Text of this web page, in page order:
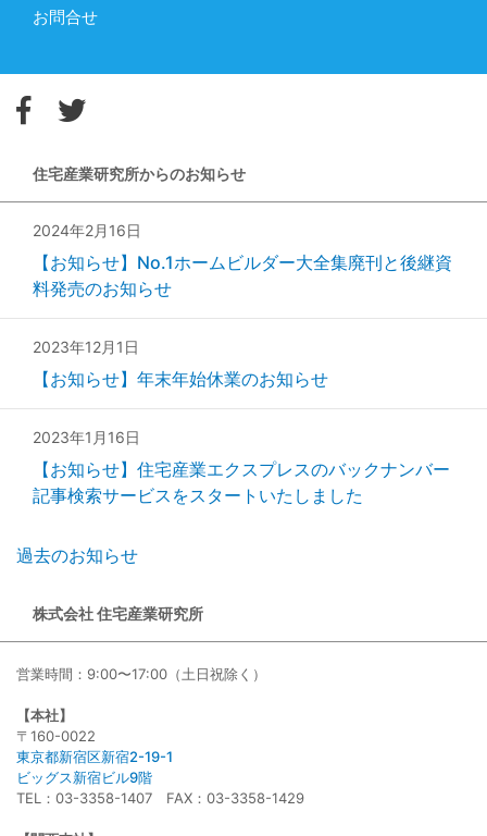
お問合せ
住宅産業研究所からのお知らせ
2024年2月16日
【お知らせ】No.1ホームビルダー大全集廃刊と後継資
料発売のお知らせ
2023年12月1日
【お知らせ】年末年始休業のお知らせ
2023年1月16日
【お知らせ】住宅産業エクスプレスのバックナンバー
記事検索サービスをスタートいたしました
過去のお知らせ
株式会社 住宅産業研究所
営業時間：9:00〜17:00（土日祝除く）
【本社】
〒160-0022
東京都新宿区新宿2-19-1
ビッグス新宿ビル9階
TEL：03-3358-1407 FAX：03-3358-1429